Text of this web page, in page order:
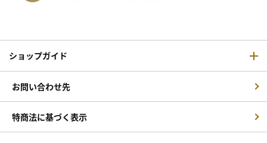
ショップガイド
お問い合わせ先
特商法に基づく表示